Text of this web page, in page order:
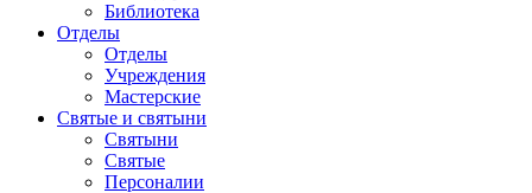
Библиотека
Отделы
Отделы
Учреждения
Мастерские
Святые и святыни
Cвятыни
Cвятые
Персоналии